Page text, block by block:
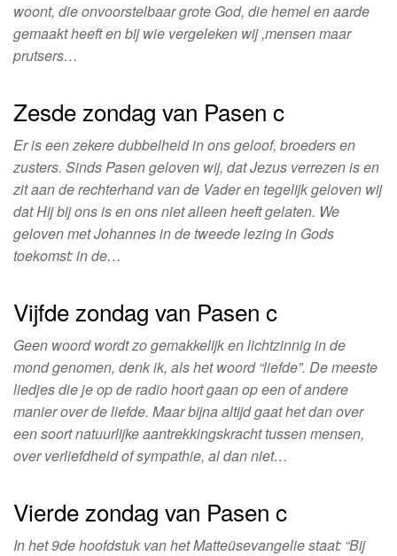
woont, die onvoorstelbaar grote God, die hemel en aarde
gemaakt heeft en bij wie vergeleken wij ,mensen maar
prutsers…
Zesde zondag van Pasen c
Er is een zekere dubbelheid in ons geloof, broeders en
zusters. Sinds Pasen geloven wij, dat Jezus verrezen is en
zit aan de rechterhand van de Vader en tegelijk geloven wij
dat Hij bij ons is en ons niet alleen heeft gelaten. We
geloven met Johannes in de tweede lezing in Gods
toekomst: in de…
Vijfde zondag van Pasen c
Geen woord wordt zo gemakkelijk en lichtzinnig in de
mond genomen, denk ik, als het woord “liefde”. De meeste
liedjes die je op de radio hoort gaan op een of andere
manier over de liefde. Maar bijna altijd gaat het dan over
een soort natuurlijke aantrekkingskracht tussen mensen,
over verliefdheid of sympathie, al dan niet…
Vierde zondag van Pasen c
In het 9de hoofdstuk van het Matteüsevangelie staat: “Bij